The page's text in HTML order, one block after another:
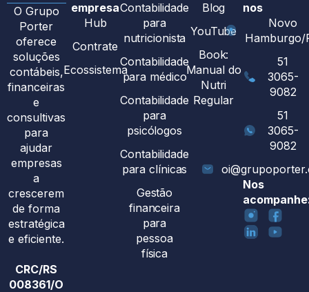
O Grupo
Porter
oferece
soluções
contábeis,
financeiras
e
consultivas
para
ajudar
empresas
a
crescerem
de forma
estratégica
e eficiente.
CRC/RS
008361/O
empresa
Hub
Contrate
Ecossistema
Contabilidade
para
nutricionista
Contabilidade
para médico
Contabilidade
para
psicólogos
Contabilidade
para clínicas
Gestão
financeira
para
pessoa
física
Blog
YouTube
Book:
Manual do
Nutri
Regular
nos
Novo
Hamburgo/
51
3065-
9082
51
3065-
9082
Nos